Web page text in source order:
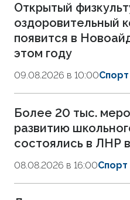
Открытый
оздоровительный
появится в
этом году
09.08.2026 в 10:00Спорт
Более 20 тыс.
развитию
состоялись в ЛНР
08.08.2026 в 16:00Спорт